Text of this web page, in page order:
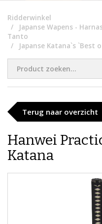
Ridderwinkel
Japanse Wapens -
Tanto
Japanse Katana`s `Best
Terug naar overzicht
​Hanwei
Katana